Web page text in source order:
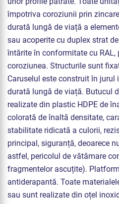
împotriva coroziunii prin
durată lungă de viață a
sau acoperite cu duplex strat
întărite în conformitate cu RAL,
coroziunea. Structurile sunt
Caruselul este construit în jurul
durată lungă de viață. Butucul
realizate din plastic HDPE de
colorată de înaltă densitate,
stabilitate ridicată a culorii,
principal, siguranță, deoarece
astfel, pericolul de vătămare
fragmentelor ascuțite).
antiderapantă. Toate
sau sunt realizate din oțel